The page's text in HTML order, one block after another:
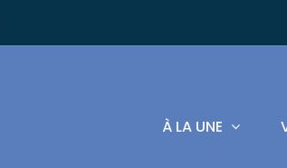
À LA UNE